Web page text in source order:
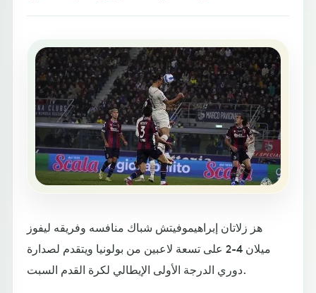
هز زلاتان إبراهيموفيتش شباك منافسه وفريقه ليفوز
ميلان 4-2 على تسعة لاعبين من بولونيا ويتقدم لصدارة
دوري الدرجة الأولى الإيطالي لكرة القدم السبت.